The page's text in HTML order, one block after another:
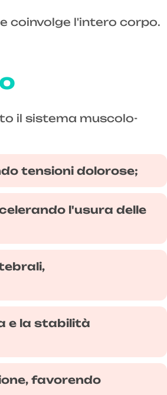
coinvolge l'intero corpo.
il sistema muscolo-
tensioni dolorose;
l'usura delle
e la stabilità
favorendo